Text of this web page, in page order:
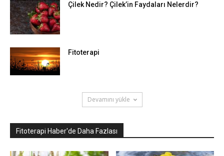
Çilek Nedir? Çilek’in Faydaları Nelerdir?
Fitoterapi
Devamını yükle
Fitoterapi Haber'de Daha Fazlası